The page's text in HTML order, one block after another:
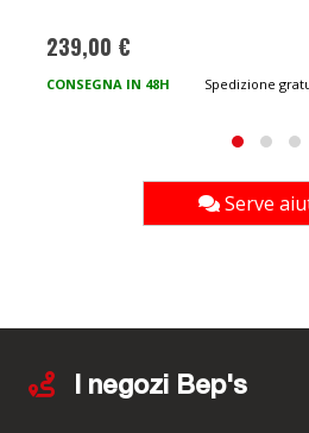
239,00 €
CONSEGNA IN 48H Spedizione
Serve
I negozi Bep's